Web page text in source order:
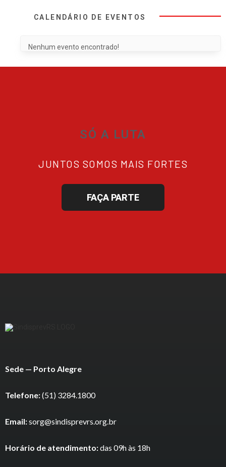
CALENDÁRIO DE EVENTOS
Nenhum evento encontrado!
SÓ A LUTA
JUNTOS SOMOS MAIS FORTES
FAÇA PARTE
Sede — Porto Alegre
Telefone:(51) 3284.1800
Email:sorg@sindisprevrs.org.br
Horário de atendimento:das 09h às 18h